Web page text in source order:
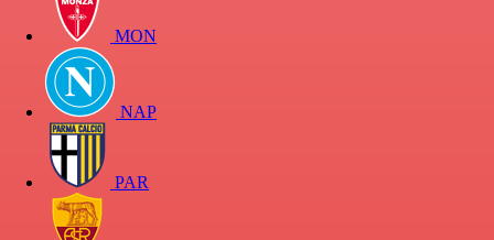
MON
NAP
PAR